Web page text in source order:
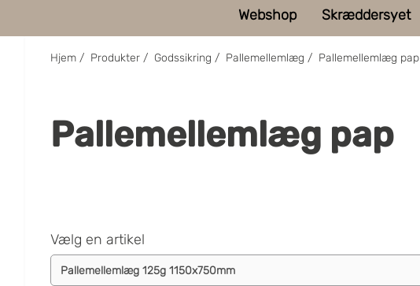
Webshop Skræddersyet
Hjem / Produkter / Godssikring / Pallemellemlæg / Pallemellemlæg pap
Pallemellemlæg pap
Vælg en artikel